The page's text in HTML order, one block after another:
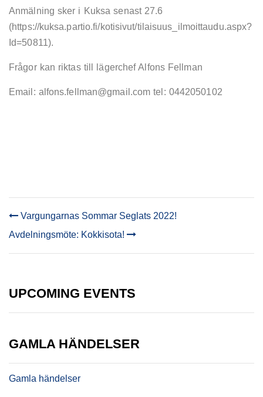
Anmälning sker i Kuksa senast 27.6
(https://kuksa.partio.fi/kotisivut/tilaisuus_ilmoittaudu.aspx?
Id=50811).
Frågor kan riktas till lägerchef Alfons Fellman
Email: alfons.fellman@gmail.com tel: 0442050102
POST
NAVIGATION
Vargungarnas Sommar Seglats 2022!
Avdelningsmöte: Kokkisota!
UPCOMING EVENTS
GAMLA HÄNDELSER
Gamla händelser